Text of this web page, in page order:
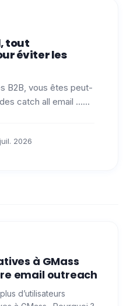
tout
éviter les
B2B, vous êtes peut-
catch all email …
2026
à GMass
email outreach
d’utilisateurs